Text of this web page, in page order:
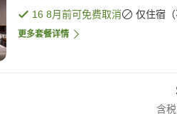
16 8月前可免费取消 仅住宿（
更多套餐详情
含